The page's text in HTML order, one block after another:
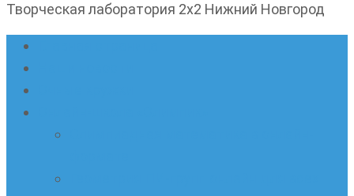
Творческая лаборатория 2х2 Нижний Новгород